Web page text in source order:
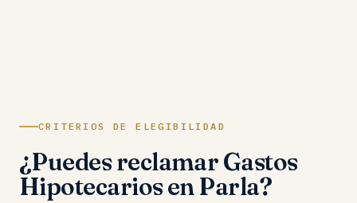
CRITERIOS DE ELEGIBILIDAD
¿Puedes reclamar Gastos
Hipotecarios en Parla?